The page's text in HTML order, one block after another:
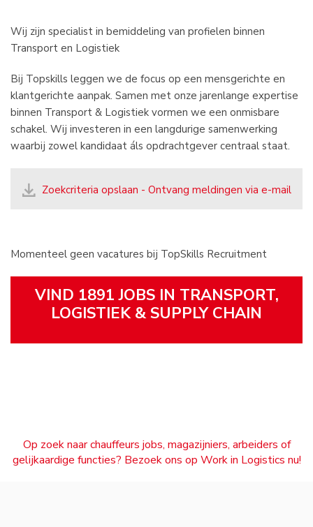
Wij zijn specialist in bemiddeling van profielen binnen
Transport en Logistiek
Bij Topskills leggen we de focus op een mensgerichte en
klantgerichte aanpak. Samen met onze jarenlange expertise
binnen Transport & Logistiek vormen we een onmisbare
schakel. Wij investeren in een langdurige samenwerking
waarbij zowel kandidaat áls opdrachtgever centraal staat.
Zoekcriteria opslaan - Ontvang meldingen via e-mail
Momenteel geen vacatures bij TopSkills Recruitment
VIND 1891 JOBS IN TRANSPORT,
LOGISTIEK & SUPPLY CHAIN
Op zoek naar chauffeurs jobs, magazijniers, arbeiders of
gelijkaardige functies? Bezoek ons op Work in Logistics nu!